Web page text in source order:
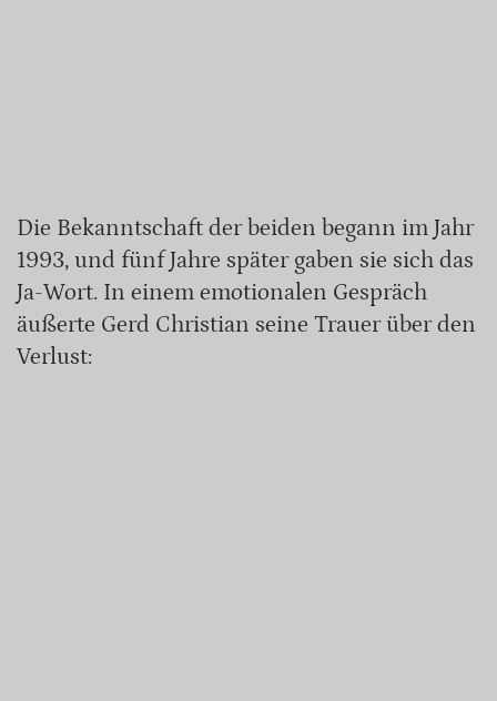
Die Bekanntschaft der beiden begann im Jahr
1993, und fünf Jahre später gaben sie sich das
Ja-Wort. In einem emotionalen Gespräch
äußerte Gerd Christian seine Trauer über den
Verlust: